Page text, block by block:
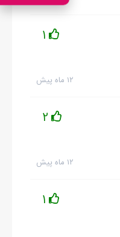
1
۱۲ ماه پیش
2
۱۲ ماه پیش
1